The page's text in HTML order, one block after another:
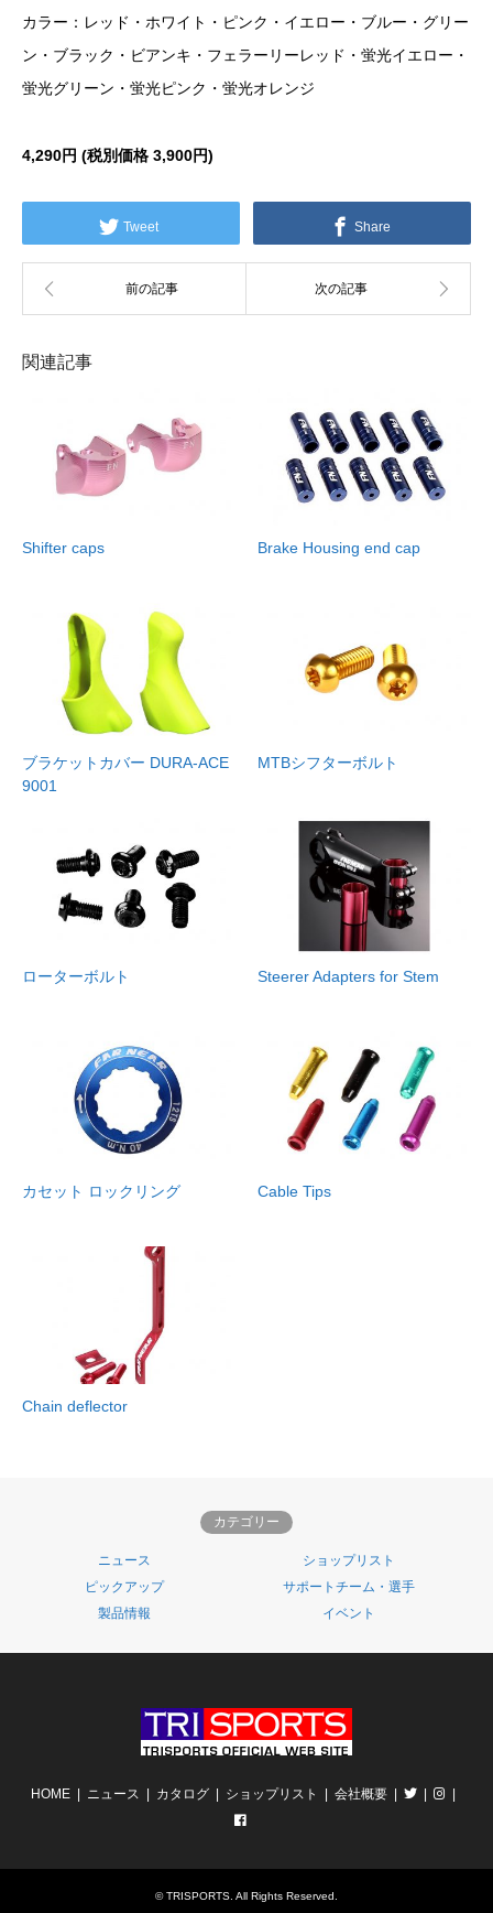
カラー：レッド・ホワイト・ピンク・イエロー・ブルー・グリー
ン・ブラック・ビアンキ・フェラーリーレッド・蛍光イエロー・
蛍光グリーン・蛍光ピンク・蛍光オレンジ
4,290円 (税別価格 3,900円)
Tweet Share
関連記事
Shifter caps Brake Housing end cap
ブラケットカバー DURA-ACE
9001
MTBシフターボルト
ローターボルト Steerer Adapters for Stem
カセット ロックリング Cable Tips
Chain deflector
カテゴリー
ニュース
ショップリスト
ピックアップ
サポートチーム・選手
製品情報
イベント
HOME ニュース カタログ ショップリスト 会社概要
©TRISPORTS . All Rights Reserved.